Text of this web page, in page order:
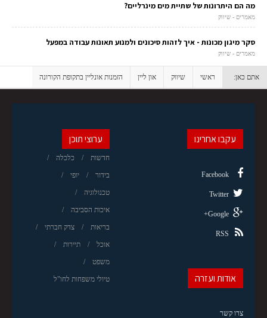
מה הם היתרונות של שתיית מים מינרליים?
מאמרים - שיווק
סקר מיגון מכונות - איך לזהות סיכונים ולמנוע תאונות עבודה במפעל
מאמרים - שיווק
אתם כאן: ראשי שיווק און ליין הזמנות אונליין בתקופת הקורונה
ערוצי תוכן
חדשות כלכלה
בידור יופי
טכנולוגיה
איכות הסביבה
בריאות צדק חברתי
אוכל תיירות
משפט
טיולי משפחות לחו"ל
עקבו אחרינו
Facebook
Twitter
Google+
RSS
אודות ועזרה
צרו קשר